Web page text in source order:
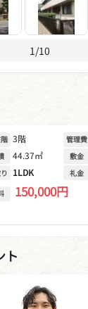
1/10
3階
44.37㎡
1LDK
150,000円
管理費
敷金
礼金
ト